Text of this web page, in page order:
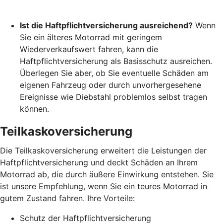
Ist die Haftpflichtversicherung ausreichend? Wenn
Sie ein älteres Motorrad mit geringem
Wiederverkaufswert fahren, kann die
Haftpflichtversicherung als Basisschutz ausreichen.
Überlegen Sie aber, ob Sie eventuelle Schäden am
eigenen Fahrzeug oder durch unvorhergesehene
Ereignisse wie Diebstahl problemlos selbst tragen
können.
Teilkaskoversicherung
Die Teilkaskoversicherung erweitert die Leistungen der
Haftpflichtversicherung und deckt Schäden an Ihrem
Motorrad ab, die durch äußere Einwirkung entstehen. Sie
ist unsere Empfehlung, wenn Sie ein teures Motorrad in
gutem Zustand fahren. Ihre Vorteile:
Schutz der Haftpflichtversicherung